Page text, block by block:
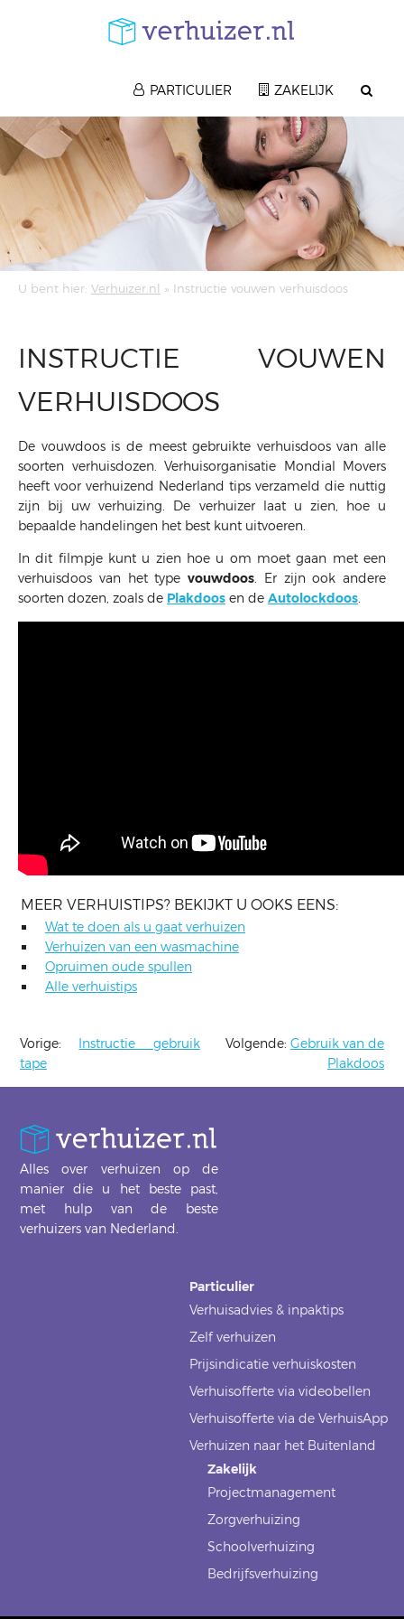
PARTICULIER ZAKELIJK
U bent hier: Verhuizer.nl » Instructie vouwen verhuisdoos
INSTRUCTIE VOUWEN
VERHUISDOOS
De vouwdoos is de meest gebruikte verhuisdoos van alle
soorten verhuisdozen. Verhuisorganisatie Mondial Movers
heeft voor verhuizend Nederland tips verzameld die nuttig
zijn bij uw verhuizing. De verhuizer laat u zien, hoe u
bepaalde handelingen het best kunt uitvoeren.
In dit filmpje kunt u zien hoe u om moet gaan met een
verhuisdoos van het type vouwdoos. Er zijn ook andere
soorten dozen, zoals de Plakdoos en de Autolockdoos.
MEER VERHUISTIPS? BEKIJKT U OOKS EENS:
Wat te doen als u gaat verhuizen
Verhuizen van een wasmachine
Opruimen oude spullen
Alle verhuistips
Vorige: Instructie gebruik
tape
Volgende: Gebruik van de
Plakdoos
Alles over verhuizen op de
manier die u het beste past,
met hulp van de beste
verhuizers van Nederland.
Particulier
Verhuisadvies & inpaktips
Zelf verhuizen
Prijsindicatie verhuiskosten
Verhuisofferte via videobellen
Verhuisofferte via de VerhuisApp
Verhuizen naar het Buitenland
Zakelijk
Projectmanagement
Zorgverhuizing
Schoolverhuizing
Bedrijfsverhuizing